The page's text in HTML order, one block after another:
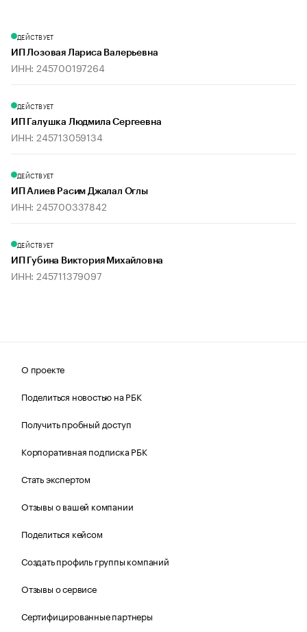
ДЕЙСТВУЕТ
ИП Лозовая Лариса Валерьевна
ИНН: 245700197264
ДЕЙСТВУЕТ
ИП Галушка Людмила Сергеевна
ИНН: 245713059134
ДЕЙСТВУЕТ
ИП Алиев Расим Джалал Оглы
ИНН: 245700337842
ДЕЙСТВУЕТ
ИП Губина Виктория Михайловна
ИНН: 245711379097
О проекте
Поделиться новостью на РБК
Получить пробный доступ
Корпоративная подписка РБК
Стать экспертом
Отзывы о вашей компании
Поделиться кейсом
Создать профиль группы компаний
Отзывы о сервисе
Сертифицированные партнеры